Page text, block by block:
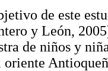
de este
y León,
de niños y
oriente